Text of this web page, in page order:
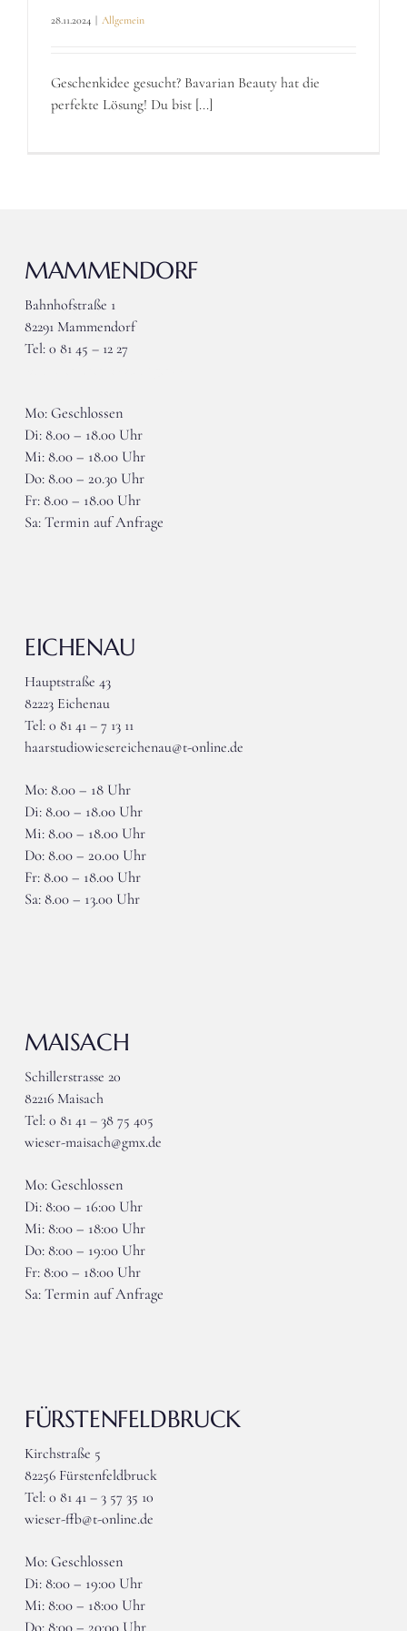
28.11.2024 Allgemein
Geschenkidee gesucht? Bavarian Beauty hat die
perfekte Lösung! Du bist [...]
MAMMENDORF
Bahnhofstraße 1
82291 Mammendorf
Tel: 0 81 45 – 12 27
Mo: Geschlossen
Di: 8.00 – 18.00 Uhr
Mi: 8.00 – 18.00 Uhr
Do: 8.00 – 20.30 Uhr
Fr: 8.00 – 18.00 Uhr
Sa: Termin auf Anfrage
EICHENAU
Hauptstraße 43
82223 Eichenau
Tel: 0 81 41 – 7 13 11
haarstudiowiesereichenau@t-online.de
Mo: 8.00 – 18 Uhr
Di: 8.00 – 18.00 Uhr
Mi: 8.00 – 18.00 Uhr
Do: 8.00 – 20.00 Uhr
Fr: 8.00 – 18.00 Uhr
Sa: 8.00 – 13.00 Uhr
MAISACH
Schillerstrasse 20
82216 Maisach
Tel: 0 81 41 – 38 75 405
wieser-maisach@gmx.de
Mo: Geschlossen
Di: 8:00 – 16:00 Uhr
Mi: 8:00 – 18:00 Uhr
Do: 8:00 – 19:00 Uhr
Fr: 8:00 – 18:00 Uhr
Sa: Termin auf Anfrage
FÜRSTENFELDBRUCK
Kirchstraße 5
82256 Fürstenfeldbruck
Tel: 0 81 41 – 3 57 35 10
wieser-ffb@t-online.de
Mo: Geschlossen
Di: 8:00 – 19:00 Uhr
Mi: 8:00 – 18:00 Uhr